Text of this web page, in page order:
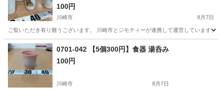
100円
川崎市 8月7日
ご覧いただき有り難うございます。 川崎市とジモティーが連携して運営していま
神奈川 川崎市 リユース
0701-042 【5個300円】食器 湯呑み
100円
川崎市 8月7日